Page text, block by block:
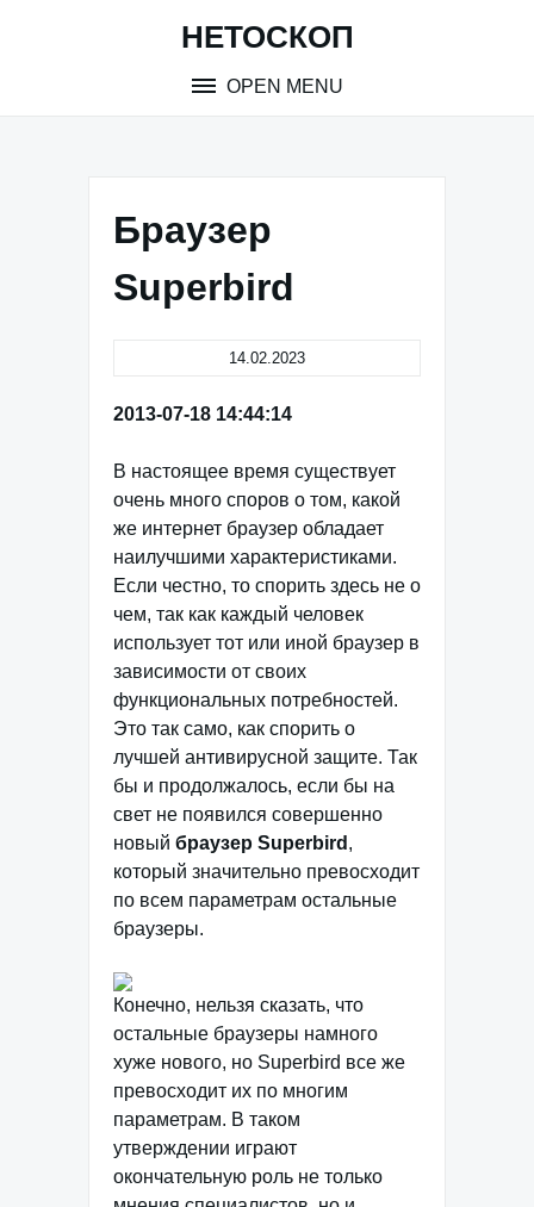
НЕТОСКОП
OPEN MENU
Браузер
Superbird
14.02.2023
2013-07-18 14:44:14
В настоящее время существует
очень много споров о том, какой
же интернет браузер обладает
наилучшими характеристиками.
Если честно, то спорить здесь не о
чем, так как каждый человек
использует тот или иной браузер в
зависимости от своих
функциональных потребностей.
Это так само, как спорить о
лучшей антивирусной защите. Так
бы и продолжалось, если бы на
свет не появился совершенно
новый браузер Superbird ,
который значительно превосходит
по всем параметрам остальные
браузеры.
Конечно, нельзя сказать, что
остальные браузеры намного
хуже нового, но Superbird все же
превосходит их по многим
параметрам. В таком
утверждении играют
окончательную роль не только